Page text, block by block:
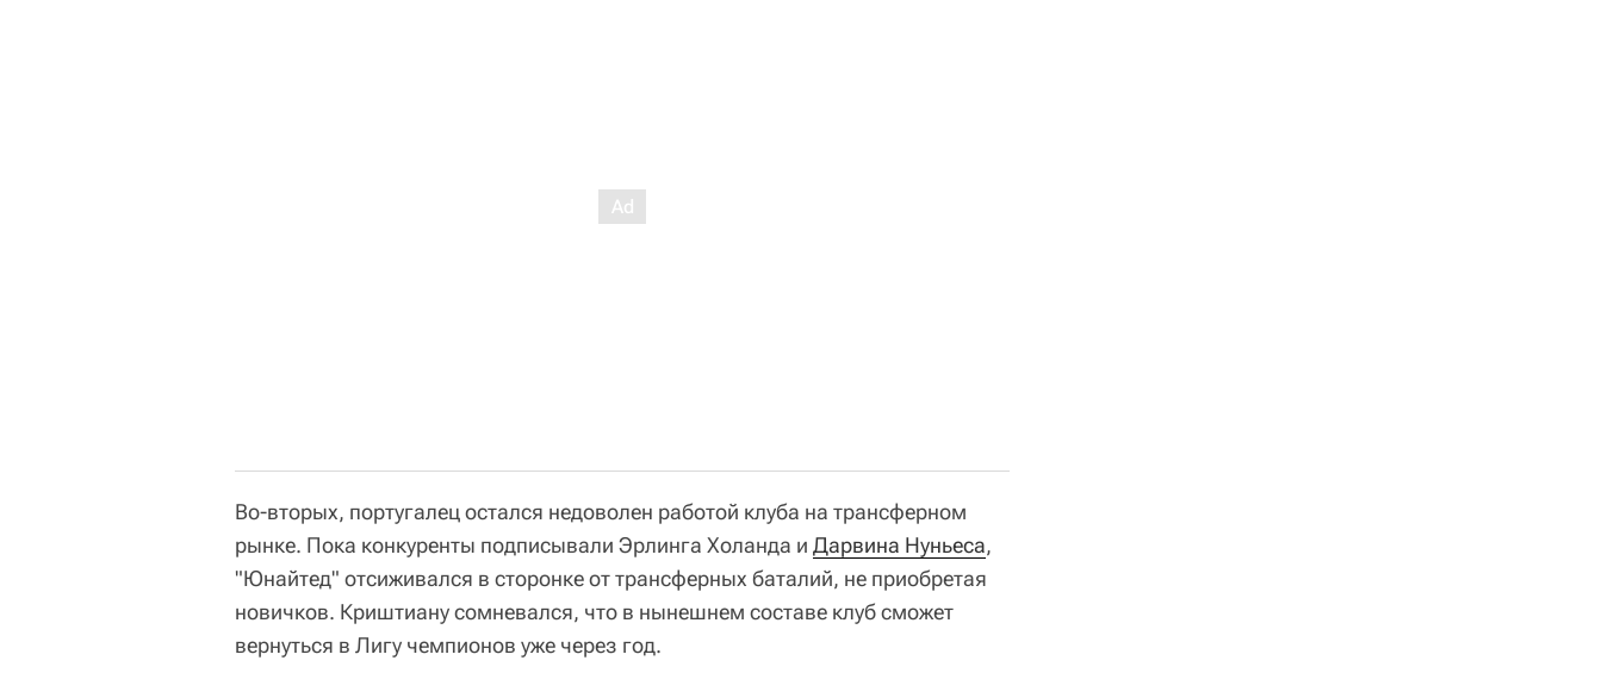
Во-вторых, португалец остался недоволен работой клуба на трансферном
рынке. Пока конкуренты подписывали Эрлинга Холанда и Дарвина Нуньеса,
"Юнайтед" отсиживался в сторонке от трансферных баталий, не приобретая
новичков. Криштиану сомневался, что в нынешнем составе клуб сможет
вернуться в Лигу чемпионов уже через год.